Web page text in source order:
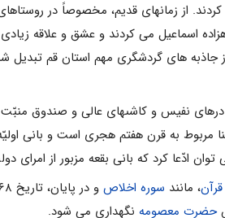
از زمان‏هاى قدیم، مخصوصاً در
اسماعیل مى‏ کردند و عشق و علاقه
از جاذبه های گردشگری مهم استان قم
درهاى نفیس و کاشى‏هاى عالى و صندوق
به قرن هفتم هجرى است و بانى
کرد که بانى بقعه مزبور از امراى
قرآن، مانند سوره اخلاص و در پایان، تاریخ ۶۶۸ ه.ق و ابیاتى از
حضرت معصومه نگهداری می شود.